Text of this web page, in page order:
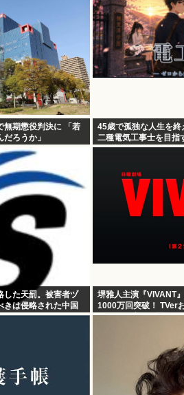
無期懲役判決に 「若
ろうか」
45歳で孤独な人生を
二種電気工事士を目指
が登場
した天罰。被害者ヅ
きは侵略された中国
堺雅人主演『VIVANT
1000万回突破！ TVer
えでTBS連ドラ歴代ト